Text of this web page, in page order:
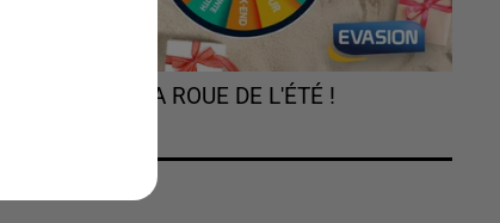
TOURNEZ LA ROUE DE L'ÉTÉ !